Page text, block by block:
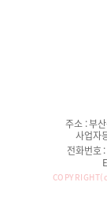
주소 :부산
사업자
전화번호 :